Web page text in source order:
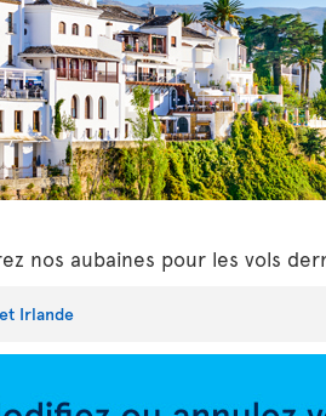
nos aubaines pour les vols
Irlande